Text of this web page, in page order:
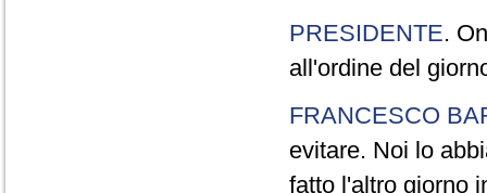
PRESIDENTE.
all'ordine del
FRANCESCO
evitare. Noi lo
fatto l'altro giorno